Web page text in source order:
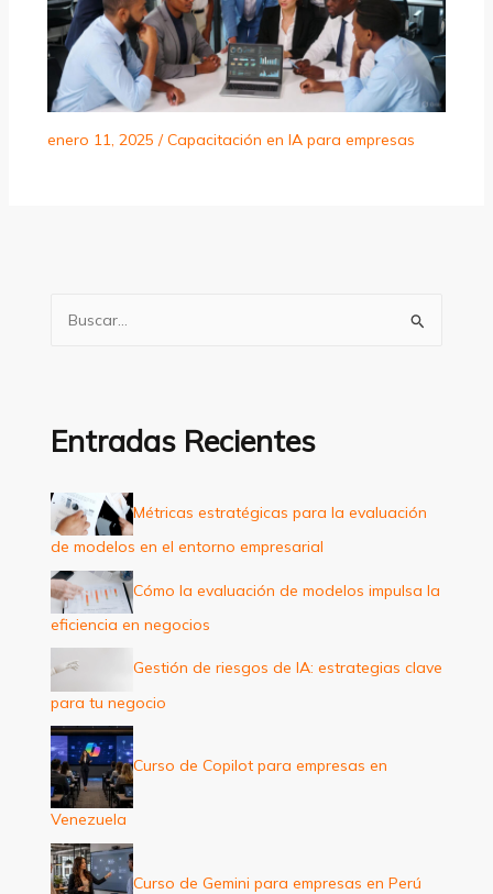
enero 11, 2025 /Capacitación en IA para empresas
a
p
o
r
:
Entradas Recientes
Métricas estratégicas para la evaluación
de modelos en el entorno empresarial
Cómo la evaluación de modelos impulsa la
eficiencia en negocios
Gestión de riesgos de IA: estrategias clave
para tu negocio
Curso de Copilot para empresas en
Venezuela
Curso de Gemini para empresas en Perú